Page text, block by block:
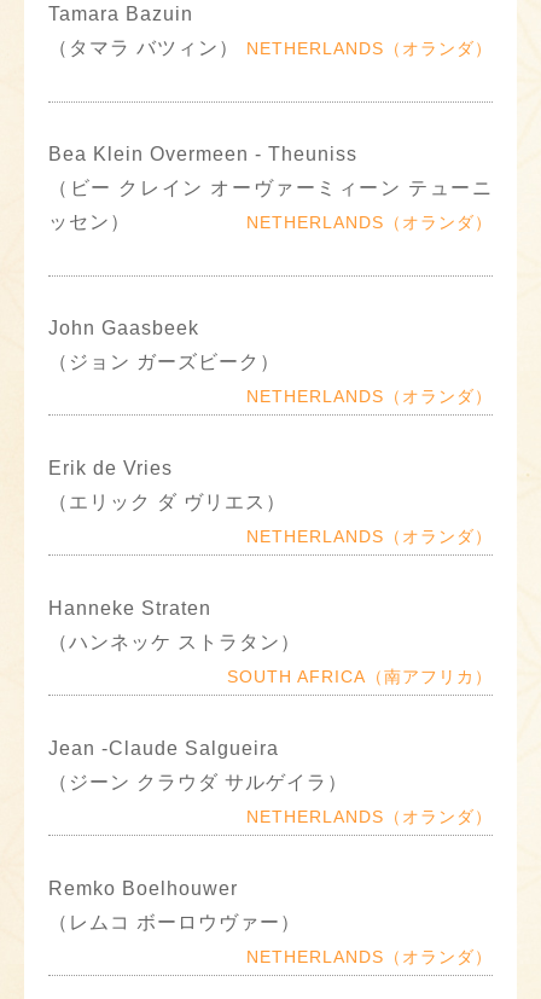
Tamara Bazuin
（タマラ バツィン）
NETHERLANDS（オランダ）
Bea Klein Overmeen - Theuniss
（ビー クレイン オーヴァーミィーン テューニ
ッセン）
NETHERLANDS（オランダ）
John Gaasbeek
（ジョン ガーズビーク）
NETHERLANDS（オランダ）
Erik de Vries
（エリック ダ ヴリエス）
NETHERLANDS（オランダ）
Hanneke Straten
（ハンネッケ ストラタン）
SOUTH AFRICA（南アフリカ）
Jean -Claude Salgueira
（ジーン クラウダ サルゲイラ）
NETHERLANDS（オランダ）
Remko Boelhouwer
（レムコ ボーロウヴァー）
NETHERLANDS（オランダ）